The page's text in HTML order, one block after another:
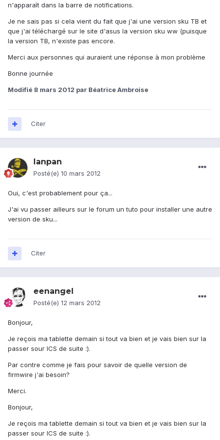
n'apparaît dans la barre de notifications.
Je ne sais pas si cela vient du fait que j'ai une version sku TB et
que j'ai téléchargé sur le site d'asus la version sku ww (puisque
la version TB, n'existe pas encore.
Merci aux personnes qui auraient une réponse à mon problème
Bonne journée
Modifié 8 mars 2012 par Béatrice Ambroise
Citer
lanpan
Posté(e) 10 mars 2012
Oui, c'est probablement pour ça...
J'ai vu passer ailleurs sur le forum un tuto pour installer une autre
version de sku...
Citer
eenangel
Posté(e) 12 mars 2012
Bonjour,
Je reçois ma tablette demain si tout va bien et je vais bien sur la
passer sour ICS de suite :).
Par contre comme je fais pour savoir de quelle version de
firmwire j'ai besoin?
Merci.
Bonjour,
Je reçois ma tablette demain si tout va bien et je vais bien sur la
passer sour ICS de suite :).